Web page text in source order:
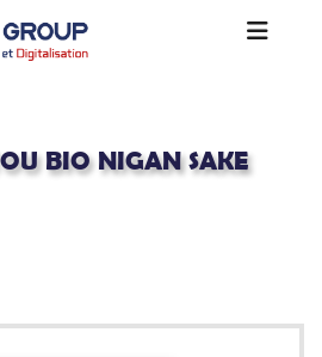
BIO NIGAN SAKE